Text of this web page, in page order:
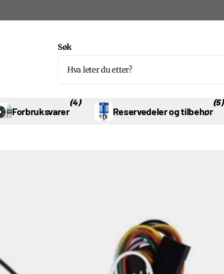
Søk
Forbruksvarer
(4)
Reservedeler og tilbehør
(5)